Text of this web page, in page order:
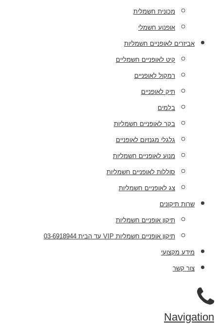
מכונית חשמלית
אופנוע חשמלי
אביזרים לאופניים חשמליות
קיט לאופניים חשמליים
רמקול לאופניים
תיק לאופניים
בלמים
בקר לאופניים חשמליות
גלגלי מגנזיום לאופניים
מנוע לאופניים חשמליות
סוללות לאופניים חשמליות
צג לאופניים חשמליות
שרות תיקונים
תיקון אופניים חשמליות
תיקון אופניים חשמליות VIP עד הבית 03-6918944
מידע מקצועי
צור קשר
Navigation